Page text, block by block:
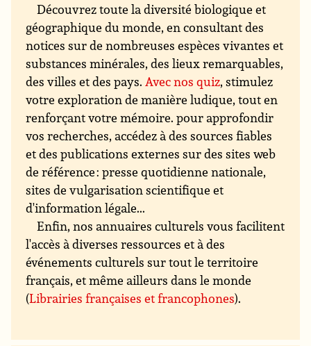
Découvrez toute la diversité biologique et
géographique du monde, en consultant des
notices sur de nombreuses espèces vivantes et
substances minérales, des lieux remarquables,
des villes et des pays.Avec nos quiz, stimulez
votre exploration de manière ludique, tout en
renforçant votre mémoire. pour approfondir
vos recherches, accédez à des sources fiables
et des publications externes sur des sites web
de référence : presse quotidienne nationale,
sites de vulgarisation scientifique et
d'information légale...
Enfin, nos annuaires culturels vous facilitent
l'accès à diverses ressources et à des
événements culturels sur tout le territoire
français, et même ailleurs dans le monde
(Librairies françaises et francophones).